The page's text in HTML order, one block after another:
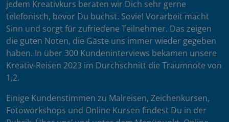
jedem Kreativkurs beraten wir Dich sehr gerne
telefonisch, bevor Du buchst. Soviel Vorarbeit macht
Sinn und sorgt für zufriedene Teilnehmer. Das zeigen
die guten Noten, die Gäste uns immer wieder gegeben
haben. In über 300 Kundeninterviews bekamen unsere
Kreativ-Reisen 2023 im Durchschnitt die Traumnote von
1,2.
Einige Kundenstimmen zu Malreisen, Zeichenkursen,
Fotoworkshops und Online Kursen findest Du in der